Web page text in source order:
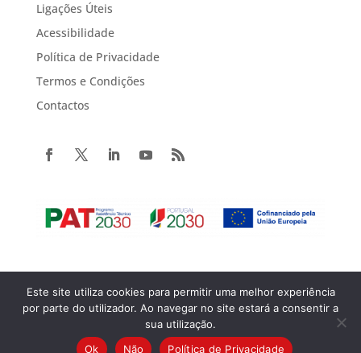
Ligações Úteis
Acessibilidade
Política de Privacidade
Termos e Condições
Contactos
Copyright© 2022 Portugal 2020. Todos os direitos reservados.
Este site utiliza cookies para permitir uma melhor experiência
por parte do utilizador. Ao navegar no site estará a consentir a
sua utilização.
Ok
Não Política de Privacidade